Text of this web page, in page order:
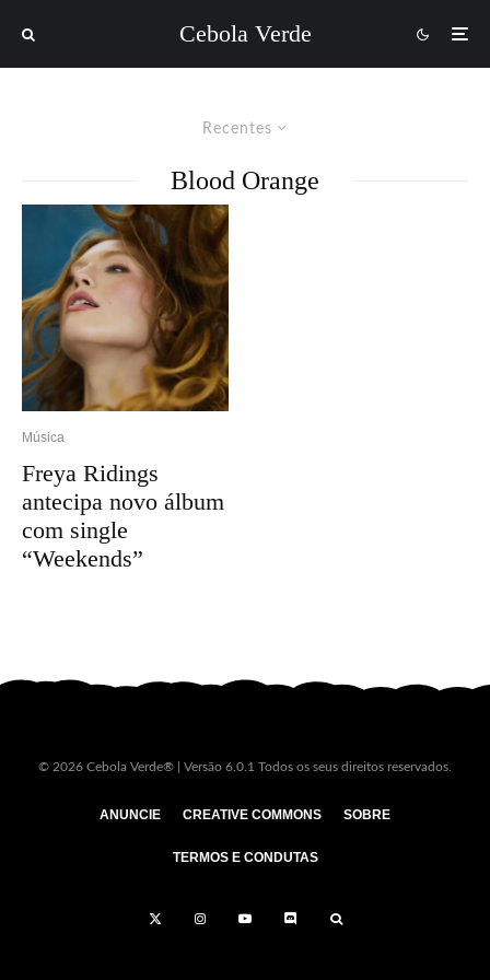
Cebola Verde
Recentes
Blood Orange
Música
Freya Ridings
antecipa novo álbum
com single
“Weekends”
© 2026 Cebola Verde® | Versão 6.0.1 Todos os seus direitos reservados.
ANUNCIE CREATIVE COMMONS SOBRE
TERMOS E CONDUTAS